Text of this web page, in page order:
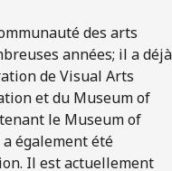
des arts
années; il a déjà
de Visual Arts
et du Museum of
le Museum of
également été
Il est actuellement